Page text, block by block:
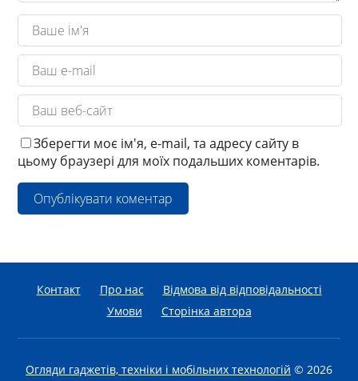
Зберегти моє ім'я, e-mail, та адресу сайту в
цьому браузері для моїх подальших коментарів.
Контакт Про нас
Відмова від відповідальності
Умови
Сторінка автора
Огляди гаджетів, техніки і мобільних технологій © 2026